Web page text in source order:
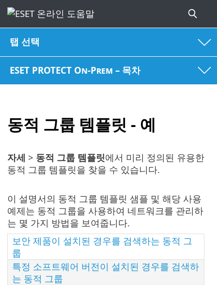
탭 선택
ESET PROTECT On-Prem – 목차
동적 그룹 템플릿 - 예
자세 > 동적 그룹 템플릿에서 미리 정의된 유용한
동적 그룹 템플릿을 찾을 수 있습니다.
이 설명서의 동적 그룹 템플릿 샘플 및 해당 사용
예제는 동적 그룹을 사용하여 네트워크를 관리하
는 몇 가지 방법을 보여줍니다.
보안 제품이 설치된 경우를 검색하는 동적 그
룹
특정 소프트웨어 버전이 설치된 경우를 검색하
는 동적 그룹